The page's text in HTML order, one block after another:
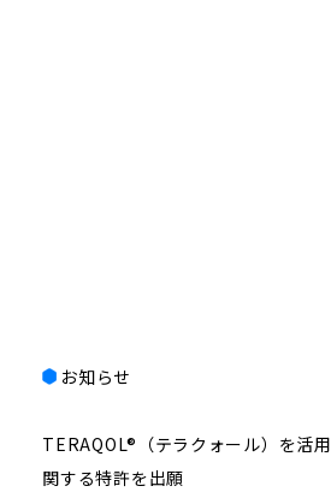
お知らせ
TERAQOL®（テラクォール）を活
関する特許を出願